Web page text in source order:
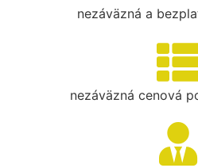
nezáväzná a
nezáväzná cenová